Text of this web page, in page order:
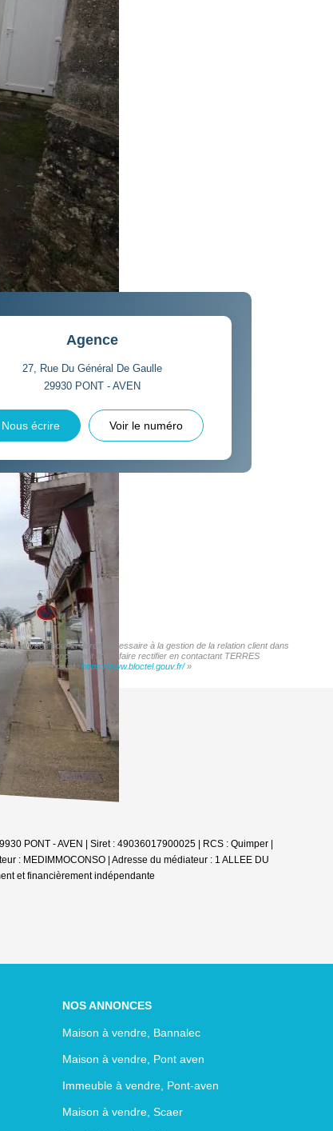
Agence
27, Rue Du Général De Gaulle
29930 PONT - AVEN
Nous écrire Voir le numéro
pour la durée nécessaire à la gestion de la relation client dans
vous concernant et les faire rectifier en contactant TERRES
vous inscrire ici :https://www.bloctel.gouv.fr/»
PONT - AVEN | Siret : 49036017900025 | RCS : Quimper |
: MEDIMMOCONSO | Adresse du médiateur : 1 ALLEE DU
et financièrement indépendante
NOS ANNONCES
Maison à vendre, Bannalec
Maison à vendre, Pont aven
Immeuble à vendre, Pont-aven
Maison à vendre, Scaer